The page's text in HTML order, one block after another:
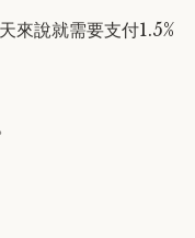
來說就需要支付1.5%